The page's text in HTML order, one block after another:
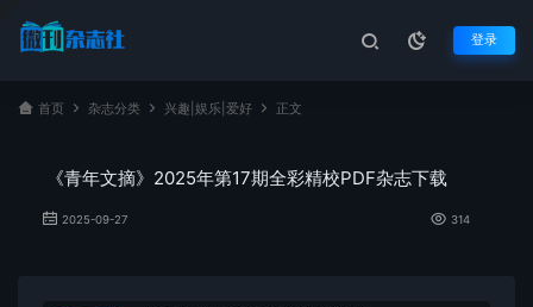
登录
首页 杂志分类 兴趣|娱乐|爱好 正文
《青年文摘》2025年第17期全彩精校PDF杂志下载
2025-09-27 314